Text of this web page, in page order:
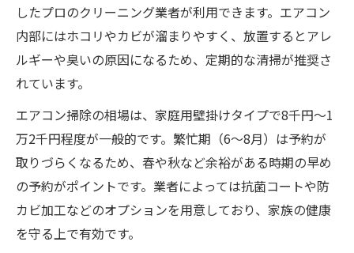
したプロのクリーニング業者が利用できます。エアコン
内部にはホコリやカビが溜まりやすく、放置するとアレ
ルギーや臭いの原因になるため、定期的な清掃が推奨さ
れています。
エアコン掃除の相場は、家庭用壁掛けタイプで8千円～1
万2千円程度が一般的です。繁忙期（6～8月）は予約が
取りづらくなるため、春や秋など余裕がある時期の早め
の予約がポイントです。業者によっては抗菌コートや防
カビ加工などのオプションを用意しており、家族の健康
を守る上で有効です。